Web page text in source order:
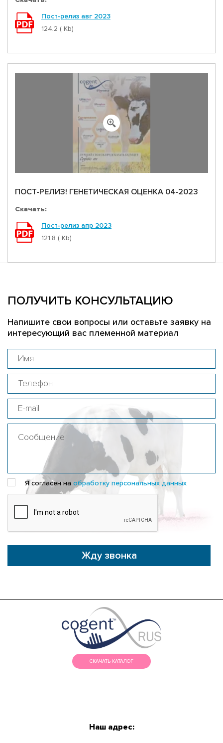
Пост-релиз авг 2023
124.2 ( Kb)
ПОСТ-РЕЛИЗ! ГЕНЕТИЧЕСКАЯ ОЦЕНКА 04-2023
Скачать:
Пост-релиз апр 2023
121.8 ( Kb)
ПОЛУЧИТЬ КОНСУЛЬТАЦИЮ
Напишите свои вопросы или оставьте заявку на
интересующий вас племенной материал
Я согласен на обработку персональных данных
Жду звонка
СКАЧАТЬ КАТАЛОГ
Наш адрес: